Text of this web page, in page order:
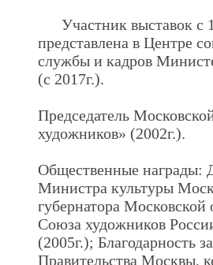
Участник выставок с
представлена в Центре
службы и кадров
(с 2017г.).
Председатель
художников» (2002г.).
Общественные награды:
Министра культуры
губернатора Московской
Союза художников
(2005г.); Благодарность
Правительства Москвы,